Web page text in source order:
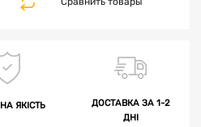
ЯКІСТЬ
ДОСТАВКА ЗА 1-2
ДНІ